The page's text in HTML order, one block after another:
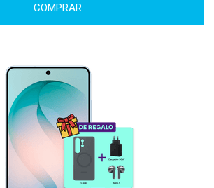
COMPRAR